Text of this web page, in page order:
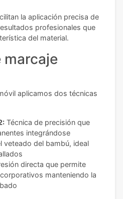
la aplicación precisa de
profesionales que
del material.
marcaje
aplicamos dos técnicas
Técnica de precisión que
integrándose
veteado del bambú, ideal
directa que permite
manteniendo la